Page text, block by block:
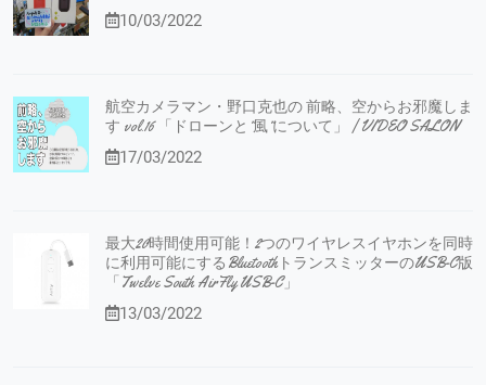
10/03/2022
航空カメラマン・野口克也の 前略、空からお邪魔しま
す vol.16 「ドローンと”風”について」 | VIDEO SALON
17/03/2022
最大20時間使用可能！2つのワイヤレスイヤホンを同時
に利用可能にするBluetoothトランスミッターのUSB-C版
「Twelve South AirFly USB-C」
13/03/2022